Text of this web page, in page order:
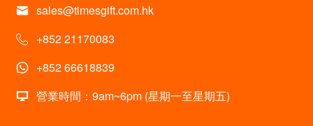
sales@timesgift.com.hk
+852 21170083
+852 66618839
營業時間：9am~6pm (星期一至星期五)